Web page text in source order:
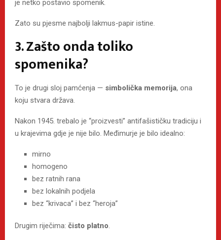
je netko postavio spomenik.
Zato su pjesme najbolji lakmus-papir istine.
3. Zašto onda toliko
spomenika?
To je drugi sloj pamćenja — simbolička memorija, ona
koju stvara država.
Nakon 1945. trebalo je “proizvesti” antifašističku tradiciju i
u krajevima gdje je nije bilo. Međimurje je bilo idealno:
mirno
homogeno
bez ratnih rana
bez lokalnih podjela
bez “krivaca” i bez “heroja”
Drugim riječima: čisto platno.